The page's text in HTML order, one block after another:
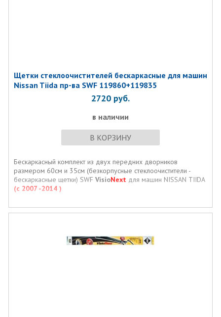
Щетки стеклоочистителей бескаркасные для машин
Nissan Tiida пр-ва SWF 119860+119835
2720 руб.
в наличии
В КОРЗИНУ
Бескаркасный комплект из двух передних дворников
размером 60см и 35см (безкорпусные стеклоочистители -
бескаркасные щетки) SWF VisioNext для машин NISSAN TIIDA
(с 2007 -2014 )